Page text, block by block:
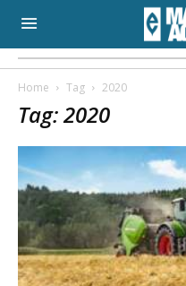
Home Tag 2020
Tag: 2020